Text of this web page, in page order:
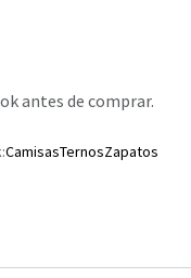
antes de comprar.
CamisasTernosZapatos